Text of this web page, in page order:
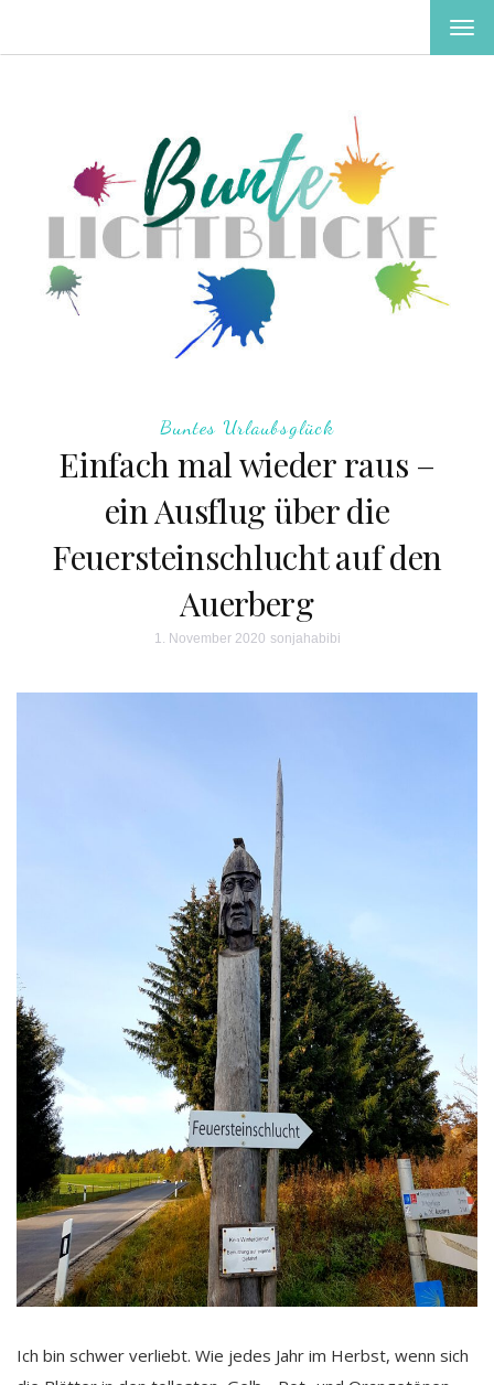
Buntes Urlaubsglück
Einfach mal wieder raus –
ein Ausflug über die
Feuersteinschlucht auf den
Auerberg
1. November 2020 sonjahabibi
Ich bin schwer verliebt. Wie jedes Jahr im Herbst, wenn sich